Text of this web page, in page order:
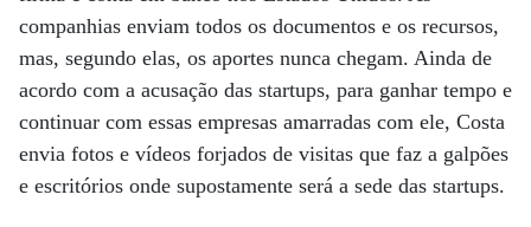
companhias enviam todos os documentos e os recursos,
mas, segundo elas, os aportes nunca chegam. Ainda de
acordo com a acusação das startups, para ganhar tempo e
continuar com essas empresas amarradas com ele, Costa
envia fotos e vídeos forjados de visitas que faz a galpões
e escritórios onde supostamente será a sede das startups.